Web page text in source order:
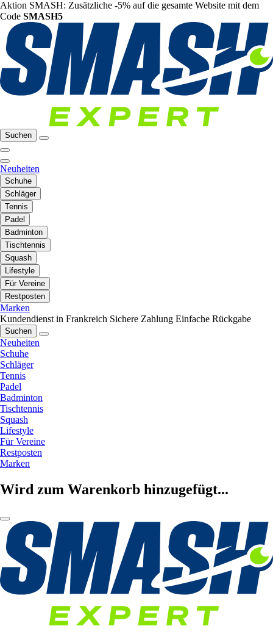
Aktion SMASH: Zusätzliche -5% auf die gesamte Website mit dem
Code SMASH5
Suchen
Neuheiten
Schuhe
Schläger
Tennis
Padel
Badminton
Tischtennis
Squash
Lifestyle
Für Vereine
Restposten
Marken
Kundendienst in Frankreich Sichere Zahlung Einfache Rückgabe
Suchen
Neuheiten
Schuhe
Schläger
Tennis
Padel
Badminton
Tischtennis
Squash
Lifestyle
Für Vereine
Restposten
Marken
Wird zum Warenkorb hinzugefügt...